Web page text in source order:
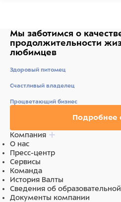
Состав
Натуральная кожа
Мы заботимся о
продолжительности
любимцев
Здоровый питомец
Счастливый владелец
Процветающий бизнес
Подробнее
Компания
О нас
Пресс-центр
Сервисы
Команда
История Валты
Сведения об
Документы компании